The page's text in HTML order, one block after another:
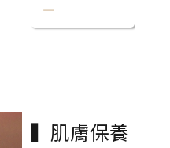
—
▍肌膚保養